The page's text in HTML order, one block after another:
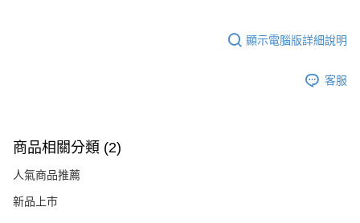
顯示電腦版詳細說明
客服
商品相關分類 (2)
人氣商品推薦
新品上市